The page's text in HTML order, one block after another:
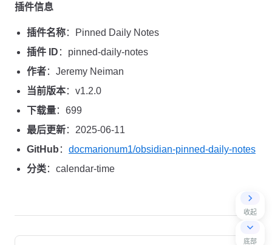
收起
底部
插件信息
插件名称：Pinned Daily Notes
插件 ID ：pinned-daily-notes
作者：Jeremy Neiman
当前版本：v1.2.0
下载量：699
最后更新：2025-06-11
GitHub ： docmarionum1/obsidian-pinned-daily-notes
分类：calendar-time
Pager